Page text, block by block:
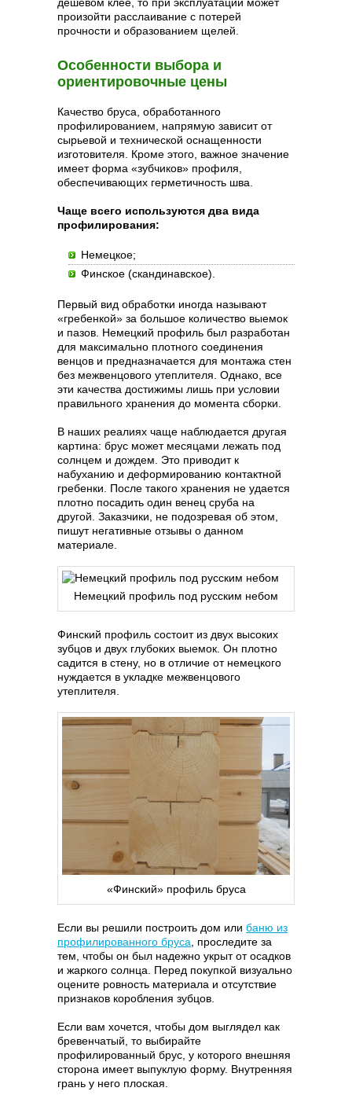
произойти расслаивание с потерей
прочности и образованием щелей.
Особенности выбора и
ориентировочные цены
Качество бруса, обработанного
профилированием, напрямую зависит от
сырьевой и технической оснащенности
изготовителя. Кроме этого, важное значение
имеет форма «зубчиков» профиля,
обеспечивающих герметичность шва.
Чаще всего используются два вида
профилирования:
Немецкое;
Финское (скандинавское).
Первый вид обработки иногда называют
«гребенкой» за большое количество выемок
и пазов. Немецкий профиль был разработан
для максимально плотного соединения
венцов и предназначается для монтажа стен
без межвенцового утеплителя. Однако, все
эти качества достижимы лишь при условии
правильного хранения до момента сборки.
В наших реалиях чаще наблюдается другая
картина: брус может месяцами лежать под
солнцем и дождем. Это приводит к
набуханию и деформированию контактной
гребенки. После такого хранения не удается
плотно посадить один венец сруба на
другой. Заказчики, не подозревая об этом,
пишут негативные отзывы о данном
материале.
Немецкий профиль под русским небом
Финский профиль состоит из двух высоких
зубцов и двух глубоких выемок. Он плотно
садится в стену, но в отличие от немецкого
нуждается в укладке межвенцового
утеплителя.
«Финский» профиль бруса
Если вы решили построить дом или баню из
профилированного бруса , проследите за
тем, чтобы он был надежно укрыт от осадков
и жаркого солнца. Перед покупкой визуально
оцените ровность материала и отсутствие
признаков коробления зубцов.
Если вам хочется, чтобы дом выглядел как
бревенчатый, то выбирайте
профилированный брус, у которого внешняя
сторона имеет выпуклую форму. Внутренняя
грань у него плоская.